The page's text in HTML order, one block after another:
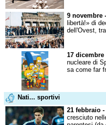
9 novembre -
libertà!» di
dell'Ovest,
17 dicembre
nucleare di
sa come far
Nati... sportivi
21 febbraio -
cresciuto